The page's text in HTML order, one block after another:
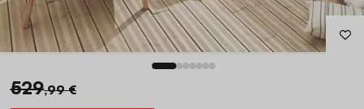
529,99 €